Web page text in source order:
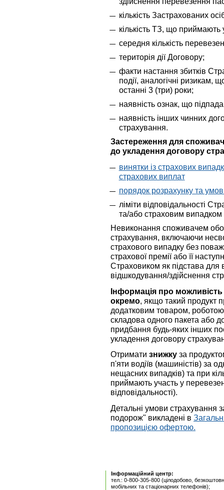
кількість Застрахованих
кількість ТЗ, що приймають
середня кількість
територія дії Договору;
факти настання збитків
події, аналогічні ризикам,
останні 3 (три) роки;
наявність ознак, що
наявність інших чинних
страхування.
Застереження для
до укладення договору
винятки із страхових
страхових виплат
порядок розрахунку та
ліміти відповідальності
та/або страховим випадком
Невиконання споживачем
страхування, включаючи
страхового випадку без
страхової премії або її
Страховиком як підстава для
відшкодування/здійснення
Інформація про
окремо , якщо такий продукт
додатковим товаром,
складова одного пакета або
придбання будь-яких інших
укладення договору
Отримати знижку за
п'яти водіїв (машиністів) за
нещасних випадків) та при
приймають участь у
відповідальності).
Детальні умови страхування
подорож" викладені в
пропозицією офертою.
Інформаційний центр:
тел.: 0-800-305-800 (цілодобово,
мобільних та стаціонарних телефонів);